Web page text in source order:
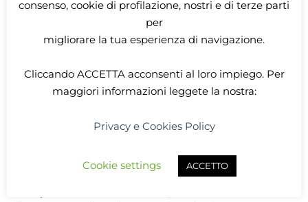
SKU:borsetta-rossa-cuori-bianchi
Borsetta in stoffa rossa con ricami a forma di cuore
consenso, cookie di profilazione, nostri e di terze parti
per
migliorare la tua esperienza di navigazione.
Cliccando ACCETTAacconsenti al loro impiego. Per
maggiori informazioni leggete la nostra:
Privacy e Cookies Policy
Cookie settings ACCETTO